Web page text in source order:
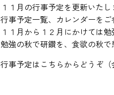
１１月の行事予定を更新いたし
行事予定一覧、カレンダーをご
１１月から１２月にかけては
勉強の秋で研鑽を、食欲の秋
行事予定はこちらからどうぞ